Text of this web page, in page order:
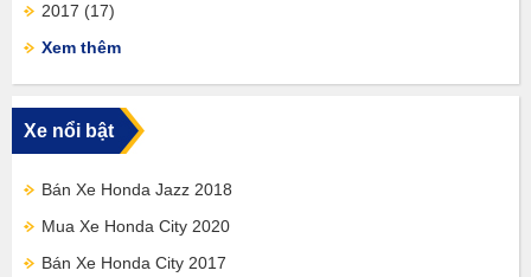
2017 (17)
Xem thêm
Xe nổi bật
Bán Xe Honda Jazz 2018
Mua Xe Honda City 2020
Bán Xe Honda City 2017